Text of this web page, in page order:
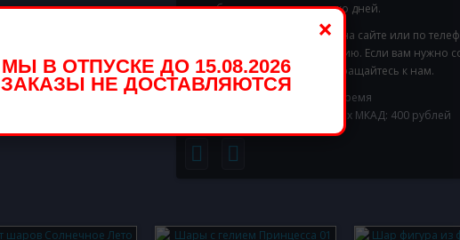
способны радовать несколько дней.
Заказ осуществляется прямо на сайте или по
предварительную консультацию. Если вам
большую композицию, то обращайтесь к нам.
Доставим в удобное для Вас время
Стоимость доставки в пределах МКАД: 400 рублей
×
МЫ В ОТПУСКЕ ДО 15.08.2026
ЗАКАЗЫ НЕ ДОСТАВЛЯЮТСЯ